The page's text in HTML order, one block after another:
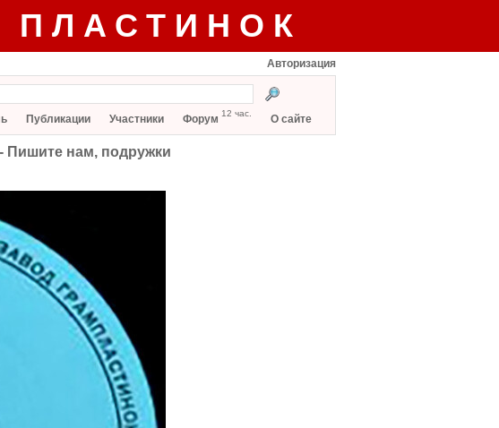
ПЛАСТИНОК
Авторизация
Публикации Участники Форум 12 час. О сайте
Пишите нам, подружки